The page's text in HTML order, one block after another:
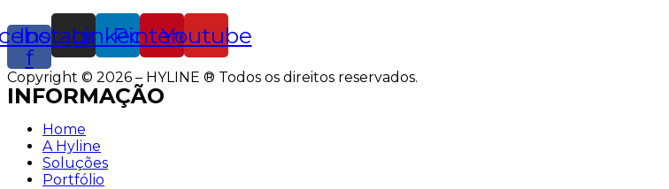
f
Instagram
Linkedin
Pinterest
Youtube
Copyright © 2026 – HYLINE ® Todos os direitos reservados.
INFORMAÇÃO
Home
A Hyline
Soluções
Portfólio